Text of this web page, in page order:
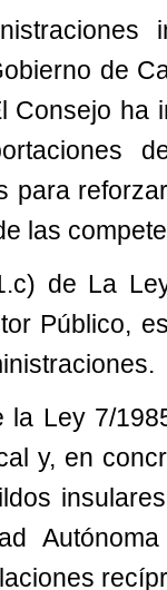
de
Consejo ha
para
las
de La
Público,
la Ley 7/
y, en